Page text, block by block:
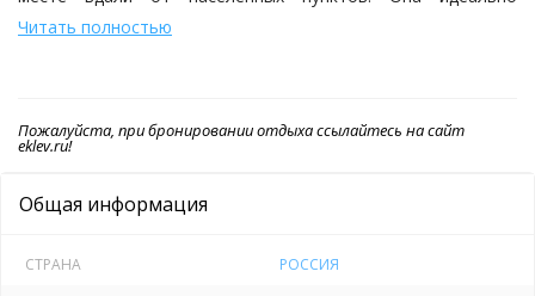
подходит как для семейного отдыха, так и для отдыха
Красную книгу. Чудесная неиспорченная природа,
есть наши пейзажи.
Для проживания мы предлагаем комфортабельный коттедж
Читать полностью
Пожалуйста, при бронировании отдыха ссылайтесь на сайт
eklev.ru!
Общая информация
СТРАНА РОССИЯ